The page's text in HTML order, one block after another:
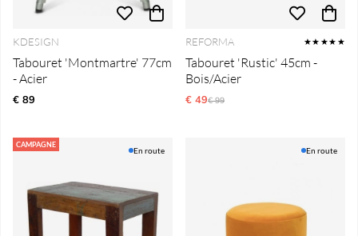
KDESIGN
Tabouret 'Montmartre' 77cm
- Acier
€ 89
REFORMA ★★★★★
Tabouret 'Rustic' 45cm -
Bois/Acier
€ 49Prix régulier:
€ 99
CAMPAGNE
En route En route